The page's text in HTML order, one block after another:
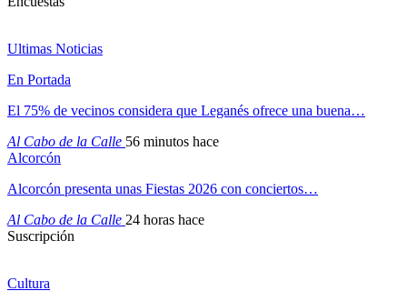
Ultimas Noticias
En Portada
El 75% de vecinos considera que Leganés ofrece una buena…
Al Cabo de la Calle 56 minutos hace
Alcorcón
Alcorcón presenta unas Fiestas 2026 con conciertos…
Al Cabo de la Calle 24 horas hace
Suscripción
Cultura